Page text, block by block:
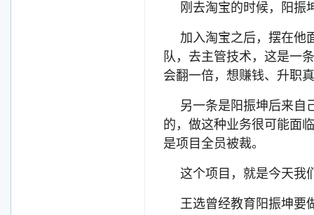
刚去淘宝的时候，阳振
加入淘宝之后，摆在他
队，去主管技术，这是一
会翻一倍，想赚钱、升职
另一条是阳振坤后来自
的，做这种业务很可能面
是项目全员被裁。
这个项目，就是今天我
王选曾经教育阳振坤要